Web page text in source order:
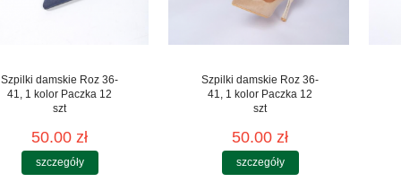
Szpilki damskie Roz 36-
41, 1 kolor Paczka 12
szt
50.00 zł
szczegóły
Szpilki damskie Roz 36-
41, 1 kolor Paczka 12
szt
50.00 zł
szczegóły